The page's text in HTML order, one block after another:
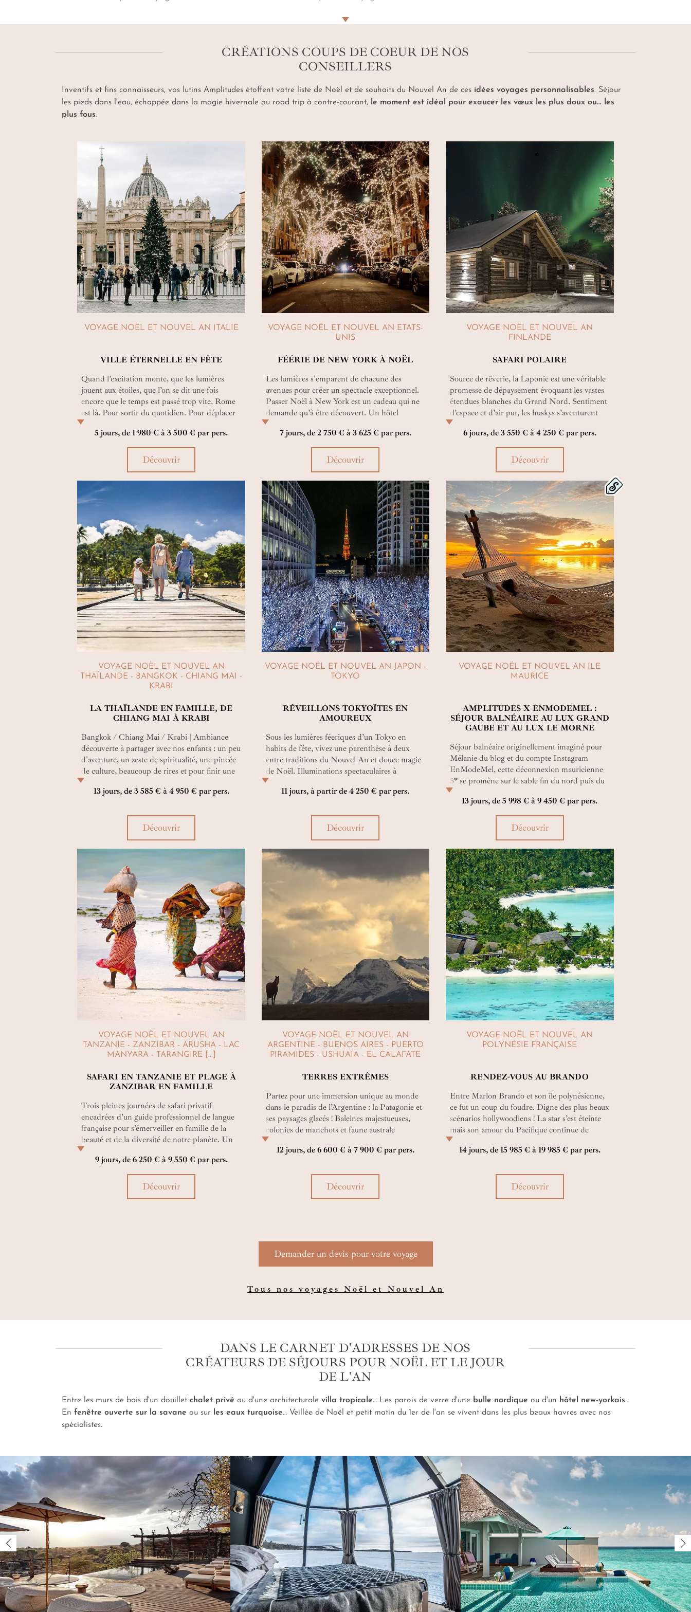
semaine magique pendant les fêtes de fin d'année
CRÉATIONS COUPS DE COEUR DE NOS
CONSEILLERS
Inventifs et fins connaisseurs, vos lutins Amplitudes étoffent votre liste de Noël et de souhaits du Nouvel An de ces idées voyages personnalisables. Séjour
les pieds dans l'eau, échappée dans la magie hivernale ou road trip à contre-courant, le moment est idéal pour exaucer les vœux les plus doux ou… les
plus fous.
VOYAGE NOËL ET NOUVEL AN ITALIE
VILLE ÉTERNELLE EN FÊTE
Quand l’excitation monte, que les lumières
jouent aux étoiles, que l’on se dit une fois
encore que le temps est passé trop vite, Rome
est là. Pour sortir du quotidien. Pour déplacer
les traditions. Trouver aux souvenirs de fin
d’année un nouveau décor. Rome à Noël, au
Nouvel An… Che bella festa !
5 jours, de 1 980 € à 3 500 € par pers.
Découvrir
VOYAGE NOËL ET NOUVEL AN ETATS-
UNIS
FÉÉRIE DE NEW YORK À NOËL
Les lumières s'emparent de chacune des
avenues pour créer un spectacle exceptionnel.
Passer Noël à New York est un cadeau qui ne
demande qu’à être découvert. Un hôtel
somptueux au cœur de Midtown Manhattan,
du temps libre et une visite privée en français
de Brooklyn vous attendent grâce à la
complicité d’un lutin qui connaît la ville
comme sa poche…
7 jours, de 2 750 € à 3 625 € par pers.
Découvrir
VOYAGE NOËL ET NOUVEL AN
FINLANDE
SAFARI POLAIRE
Source de rêverie, la Laponie est une véritable
promesse de dépaysement évoquant les vastes
étendues blanches du Grand Nord. Sentiment
d’espace et d’air pur, les huskys s’aventurent
entre les allées de sapins vous emportant à
travers la culture sámi et l’authenticité de ce
voyage en Laponie finlandaise.
6 jours, de 3 550 € à 4 250 € par pers.
Découvrir
VOYAGE NOËL ET NOUVEL AN
THAÏLANDE - BANGKOK - CHIANG MAI -
KRABI
LA THAÏLANDE EN FAMILLE, DE
CHIANG MAI À KRABI
Bangkok / Chiang Mai / Krabi | Ambiance
découverte à partager avec nos enfants : un peu
d'aventure, un zeste de spiritualité, une pincée
de culture, beaucoup de rires et pour finir une
jolie plage, de l'eau à température tropicale et
plein de cocotiers. C'est pas beau ça ?
13 jours, de 3 585 € à 4 950 € par pers.
Découvrir
VOYAGE NOËL ET NOUVEL AN JAPON -
TOKYO
RÉVEILLONS TOKYOÏTES EN
AMOUREUX
Sous les lumières féeriques d’un Tokyo en
habits de fête, vivez une parenthèse à deux
entre traditions du Nouvel An et douce magie
de Noël. Illuminations spectaculaires à
Enoshima, flâneries amoureuses à Shibuya,
rituels du hatsumode et lever de soleil sur l’an
11 jours, à partir de 4 250 € par pers.
Découvrir
VOYAGE NOËL ET NOUVEL AN ILE
MAURICE
AMPLITUDES X ENMODEMEL :
SÉJOUR BALNÉAIRE AU LUX GRAND
GAUBE ET AU LUX LE MORNE
Séjour balnéaire originellement imaginé pour
Mélanie du blog et du compte Instagram
EnModeMel, cette déconnexion mauricienne
5* se promène sur le sable fin du nord puis du
sud de l’île. À l’ombre de deux hôtels au
charme tropical et contemporain, en duo ou en
famille, coupez tout et savourez !
13 jours, de 5 998 € à 9 450 € par pers.
Découvrir
VOYAGE NOËL ET NOUVEL AN
TANZANIE - ZANZIBAR - ARUSHA - LAC
MANYARA - TARANGIRE [...]
SAFARI EN TANZANIE ET PLAGE À
ZANZIBAR EN FAMILLE
Trois pleines journées de safari privatif
encadrées d’un guide professionnel de langue
française pour s’émerveiller en famille de la
beauté et de la diversité de notre planète. Un
saut de puce et encore du bon temps sur une
des plages de rêve de Zanzibar. Un cadeau
exceptionnel pour petits et grands !
9 jours, de 6 250 € à 9 550 € par pers.
Découvrir
VOYAGE NOËL ET NOUVEL AN
ARGENTINE - BUENOS AIRES - PUERTO
PIRAMIDES - USHUAÏA - EL CALAFATE
TERRES EXTRÊMES
Partez pour une immersion unique au monde
dans le paradis de l’Argentine : la Patagonie et
ses paysages glacés ! Baleines majestueuses,
colonies de manchots et faune australe
rythment ce voyage entre terres extrêmes,
immensités sauvages, glaciers, montagnes et
12 jours, de 6 600 € à 7 900 € par pers.
Découvrir
VOYAGE NOËL ET NOUVEL AN
POLYNÉSIE FRANÇAISE
RENDEZ-VOUS AU BRANDO
Entre Marlon Brando et son île polynésienne,
ce fut un coup du foudre. Digne des plus beaux
scénarios hollywoodiens ! La star s’est éteinte
mais son amour du Pacifique continue de
s’exprimer à travers un éco-lodge de prestige,
étoile brillant au firmament de ce voyage de
14 jours, de 15 985 € à 19 985 € par pers.
Découvrir
Demander un devis pour votre voyage
Tous nos voyages Noël et Nouvel An
DANS LE CARNET D'ADRESSES DE NOS
CRÉATEURS DE SÉJOURS POUR NOËL ET LE JOUR
DE L'AN
Entre les murs de bois d'un douillet chalet privé ou d'une architecturale villa tropicale… Les parois de verre d'une bulle nordique ou d'un hôtel new-yorkais…
En fenêtre ouverte sur la savane ou sur les eaux turquoise… Veillée de Noël et petit matin du 1er de l'an se vivent dans les plus beaux havres avec nos
spécialistes.